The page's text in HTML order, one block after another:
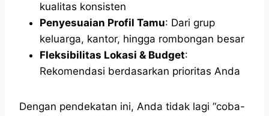
kualitas konsisten
Penyesuaian Profil Tamu: Dari grup
keluarga, kantor, hingga rombongan besar
Fleksibilitas Lokasi & Budget:
Rekomendasi berdasarkan prioritas Anda
Dengan pendekatan ini, Anda tidak lagi “coba-